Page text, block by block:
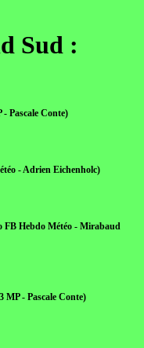
Sud :
- Pascale Conte)
- Adrien Eichenholc)
FB Hebdo Météo - Mirabaud
MP - Pascale Conte)